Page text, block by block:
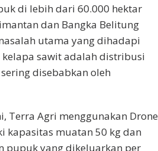
di lebih dari 60.000 hektar
dan Bangka Belitung
utama yang dihadapi
sawit adalah distribusi
disebabkan oleh
Terra Agri menggunakan Drone
kapasitas muatan 50 kg dan
pupuk yang dikeluarkan per